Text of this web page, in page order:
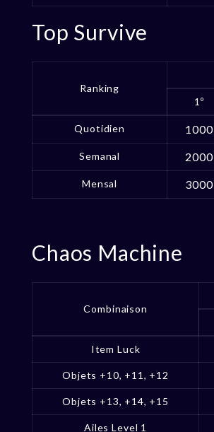
Top Survive
Ranking
1º
Quotidien 1000
Semanal 2000
Mensal 3000
Chaos Machine
Combinaison
Item Luck
Objets +10, +11, +12
Objets +13, +14, +15
Ailes Level 1